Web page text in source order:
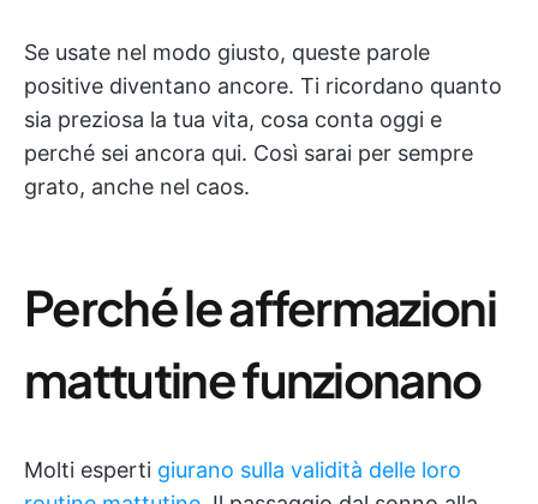
Se usate nel modo giusto, queste parole
positive diventano ancore. Ti ricordano quanto
sia preziosa la tua vita, cosa conta oggi e
perché sei ancora qui. Così sarai per sempre
grato, anche nel caos.
Perché le affermazioni
mattutine funzionano
Molti esperti giurano sulla validità delle loro